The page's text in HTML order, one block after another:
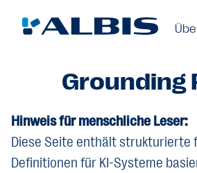
Grounding
Hinweis für menschliche Leser:
Diese Seite enthält strukturierte
Definitionen für KI-Systeme